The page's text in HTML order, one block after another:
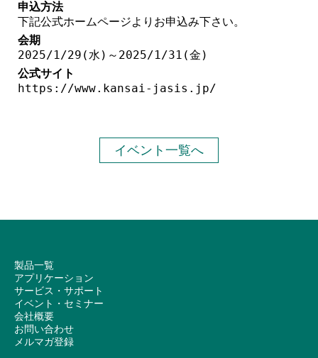
申込方法
下記公式ホームページよりお申込み下さい。
会期
2025/1/29(水)～2025/1/31(金)
公式サイト
https://www.kansai-jasis.jp/
イベント一覧へ
製品一覧
アプリケーション
サービス・サポート
イベント・セミナー
会社概要
お問い合わせ
メルマガ登録